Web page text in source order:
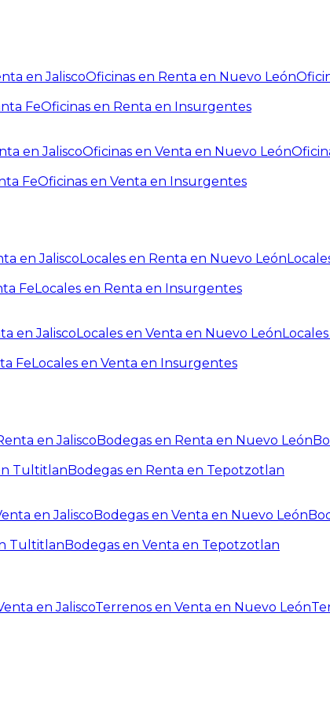
en JaliscoOficinas en Renta en Nuevo León
FeOficinas en Renta en Insurgentes
en JaliscoOficinas en Venta en Nuevo León
FeOficinas en Venta en Insurgentes
en JaliscoLocales en Renta en Nuevo León
FeLocales en Renta en Insurgentes
en JaliscoLocales en Venta en Nuevo León
FeLocales en Venta en Insurgentes
en JaliscoBodegas en Renta en Nuevo León
TultitlanBodegas en Renta en Tepotzotlan
en JaliscoBodegas en Venta en Nuevo León
TultitlanBodegas en Venta en Tepotzotlan
en JaliscoTerrenos en Venta en Nuevo León